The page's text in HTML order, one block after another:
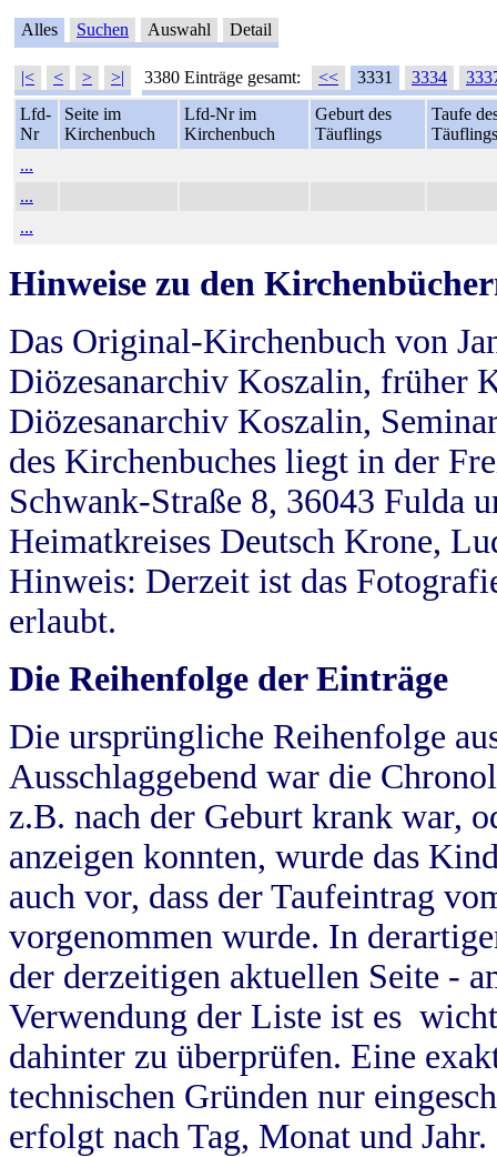
Alles Suchen Auswahl Detail
|< < > >| 3380 Einträge gesamt: << 3331 3334
Lfd-
Nr
Seite im
Kirchenbuch
Lfd-Nr im
Kirchenbuch
Geburt des
Täuflings
Taufe
Täuflings
...
...
...
Hinweise zu den
Das Original-Kirchenbuch von
Diözesanarchiv Koszalin, früher
Diözesanarchiv Koszalin,
des Kirchenbuches liegt in der
Schwank-Straße 8, 36043 Fulda
Heimatkreises Deutsch Krone,
Hinweis: Derzeit ist das
erlaubt.
Die Reihenfolge der Einträge
Die ursprüngliche Reihenfolge
Ausschlaggebend war die
z.B. nach der Geburt krank war,
anzeigen konnten, wurde das
auch vor, dass der Taufeintrag
vorgenommen wurde. In
der derzeitigen aktuellen Seite -
Verwendung der Liste ist es
dahinter zu überprüfen. Eine
technischen Gründen nur
erfolgt nach Tag, Monat und Jahr.